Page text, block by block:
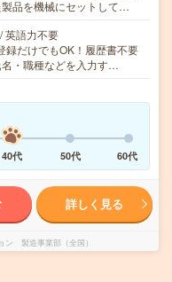
品を機械にセットして…
英語力不要
だけでもOK！履歴書不要
・職種などを入力す…
40代 50代 60代
詳しく見る
ン 製造事業部（全国）